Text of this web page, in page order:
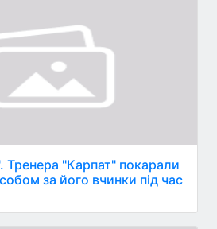
"Карпат" покарали
за його вчинки під час